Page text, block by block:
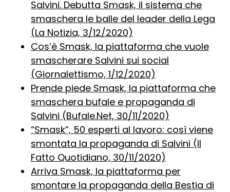
Salvini. Debutta Smask, il sistema che
smaschera le balle del leader della Lega
(La Notizia, 3/12/2020)
Cos’è Smask, la piattaforma che vuole
smascherare Salvini sui social
(Giornalettismo, 1/12/2020)
Prende piede Smask, la piattaforma che
smaschera bufale e propaganda di
Salvini (Bufale.Net, 30/11/2020)
“Smask”, 50 esperti al lavoro: così viene
smontata la propaganda di Salvini (Il
Fatto Quotidiano, 30/11/2020)
Arriva Smask, la piattaforma per
smontare la propaganda della Bestia di